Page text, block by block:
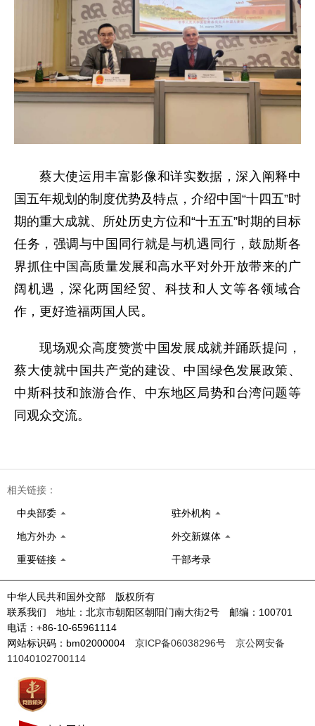
蔡大使运用丰富影像和详实数据，深入阐释中
国五年规划的制度优势及特点，介绍中国“十四五”时
期的重大成就、所处历史方位和“十五五”时期的目标
任务，强调与中国同行就是与机遇同行，鼓励斯各
界抓住中国高质量发展和高水平对外开放带来的广
阔机遇，深化两国经贸、科技和人文等各领域合
作，更好造福两国人民。
现场观众高度赞赏中国发展成就并踊跃提问，
蔡大使就中国共产党的建设、中国绿色发展政策、
中斯科技和旅游合作、中东地区局势和台湾问题等
同观众交流。
相关链接：
中央部委 驻外机构
地方外办 外交新媒体
重要链接 干部考录
中华人民共和国外交部 版权所有
联系我们 地址：北京市朝阳区朝阳门南大街2号 邮编：100701
电话：+86-10-65961114
网站标识码：bm02000004 京ICP备06038296号
京公网安备
11040102700114